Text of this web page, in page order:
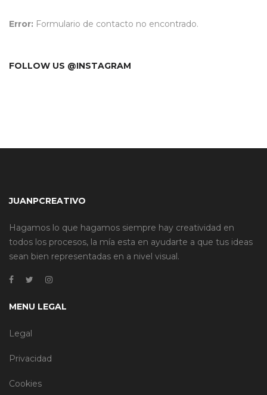
Error: Formulario de contacto no encontrado.
FOLLOW US @INSTAGRAM
JUANPCREATIVO
Hagamos lo que hagamos siempre hay creatividad en
todos los procesos, la mía esta en ayudarte a que tus ideas
sean bien representadas en a nivel visual.
MENU LEGAL
Legal
Privacidad
Cookies